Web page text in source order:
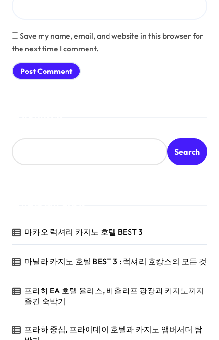
Save my name, email, and website in this browser for
the next time I comment.
Search
마카오 럭셔리 카지노 호텔 BEST 3
마닐라 카지노 호텔 BEST 3 : 럭셔리 호캉스의 모든 것
프라하 EA 호텔 율리스, 바츨라프 광장과 카지노까지
즐긴 숙박기
프라하 중심, 프라이데이 호텔과 카지노 앰버서더 탐